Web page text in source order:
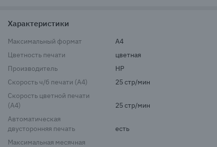
Характеристики
Максимальный формат
A4
Цветность печати
цветная
Производитель
HP
Скорость ч/б печати (A4)
25 стр/мин
Скорость цветной печати
(A4)
25 стр/мин
Автоматическая
двусторонняя печать
есть
Максимальная месячная